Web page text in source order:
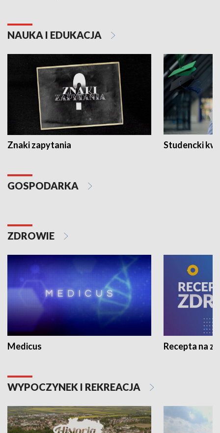
NAUKA I EDUKACJA
Znaki zapytania Studencki
GOSPODARKA
ZDROWIE
Medicus Recepta na
WYPOCZYNEK I REKREACJA